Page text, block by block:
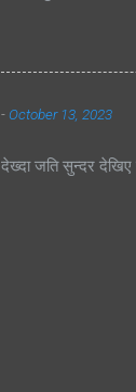
-October 13, 2023
देख्दा जति सुन्दर